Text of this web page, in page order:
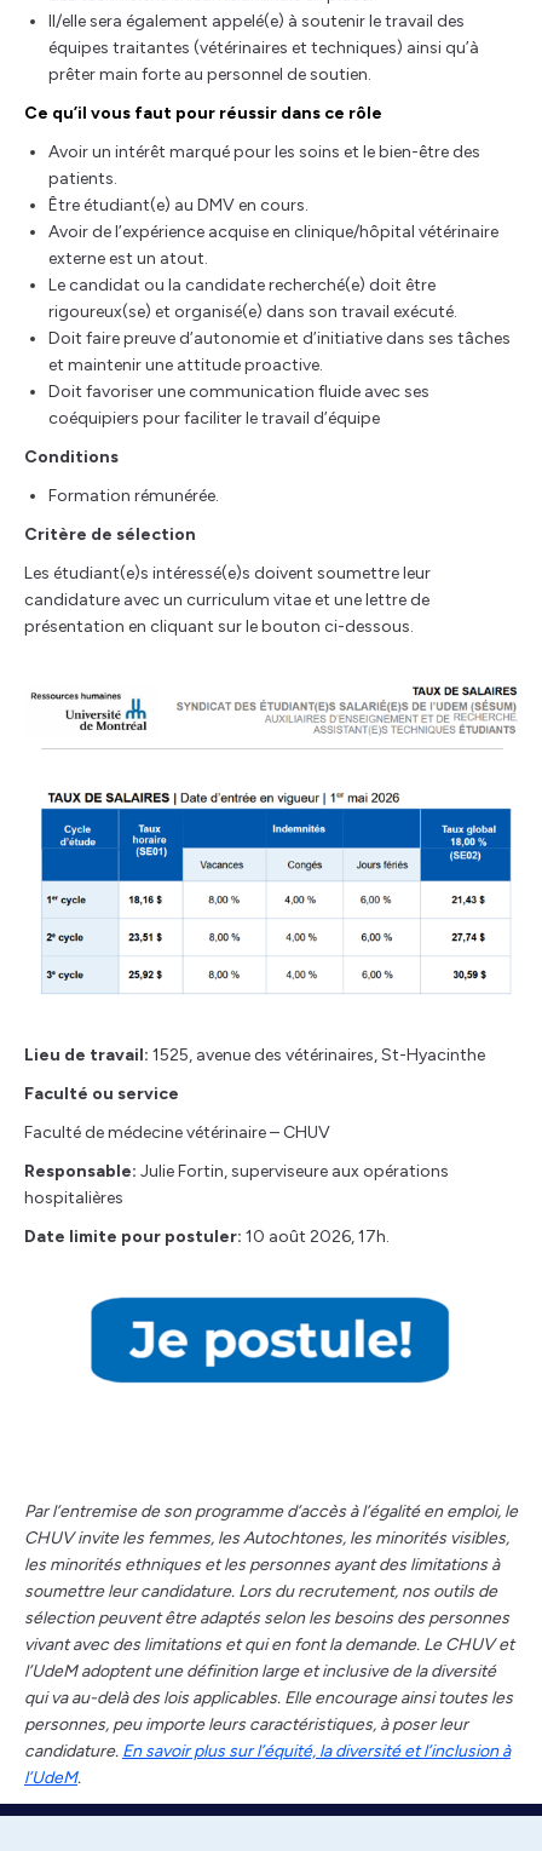
Il/elle sera également appelé(e) à soutenir le travail des
équipes traitantes (vétérinaires et techniques) ainsi qu’à
prêter main forte au personnel de soutien.
Ce qu’il vous faut pour réussir dans ce rôle
Avoir un intérêt marqué pour les soins et le bien-être des
patients.
Être étudiant(e) au DMV en cours.
Avoir de l’expérience acquise en clinique/hôpital vétérinaire
externe est un atout.
Le candidat ou la candidate recherché(e) doit être
rigoureux(se) et organisé(e) dans son travail exécuté.
Doit faire preuve d’autonomie et d’initiative dans ses tâches
et maintenir une attitude proactive.
Doit favoriser une communication fluide avec ses
coéquipiers pour faciliter le travail d’équipe
Conditions
Formation rémunérée.
Critère de sélection
Les étudiant(e)s intéressé(e)s doivent soumettre leur
candidature avec un curriculum vitae et une lettre de
présentation en cliquant sur le bouton ci-dessous.
Lieu de travail: 1525, avenue des vétérinaires, St-Hyacinthe
Faculté ou service
Faculté de médecine vétérinaire – CHUV
Responsable: Julie Fortin, superviseure aux opérations
hospitalières
Date limite pour postuler: 10 août 2026, 17h.
Par l’entremise de son programme d’accès à l’égalité en emploi, le
CHUV invite les femmes, les Autochtones, les minorités visibles,
les minorités ethniques et les personnes ayant des limitations à
soumettre leur candidature. Lors du recrutement, nos outils de
sélection peuvent être adaptés selon les besoins des personnes
vivant avec des limitations et qui en font la demande. Le CHUV et
l’UdeM adoptent une définition large et inclusive de la diversité
qui va au-delà des lois applicables. Elle encourage ainsi toutes les
personnes, peu importe leurs caractéristiques, à poser leur
candidature. En savoir plus sur l’équité, la diversité et l’inclusion à
l’UdeM.